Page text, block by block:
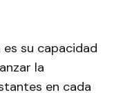
su capacidad
la
en cada